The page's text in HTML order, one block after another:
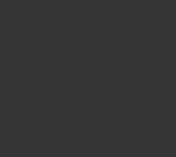
意しておりますの
ください。詳細は
ら▶️‌PagerDuty Uni
基礎プラ
提供が開始された。
で、認定資格を無